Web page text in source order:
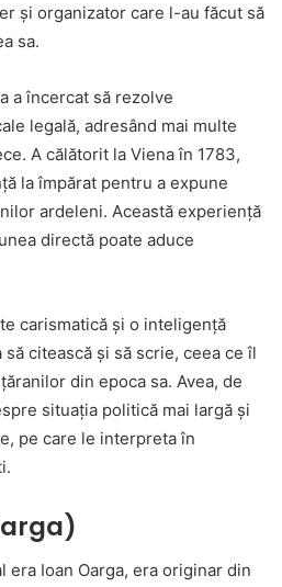
și organizator care l-au făcut să
sa.
a încercat să rezolve
legală, adresând mai multe
A călătorit la Viena în 1783,
la împărat pentru a expune
ardeleni. Această experiență
directă poate aduce
carismatică și o inteligență
citească și să scrie, ceea ce îl
din epoca sa. Avea, de
situația politică mai largă și
pe care le interpreta în
era Ioan Oarga, era originar din